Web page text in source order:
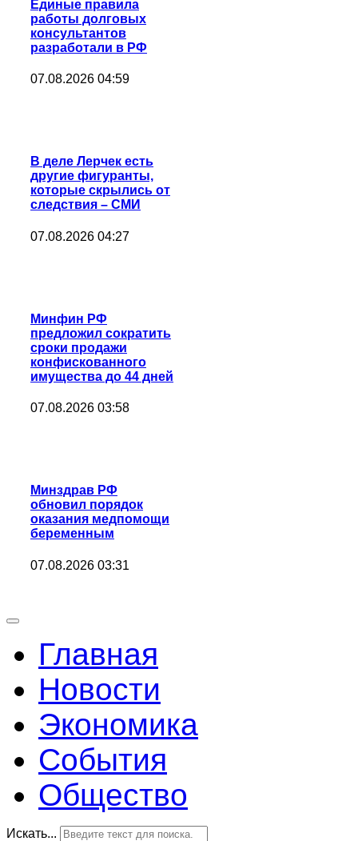
Единые правила
работы долговых
консультантов
разработали в РФ
07.08.2026 04:59
В деле Лерчек есть
другие фигуранты,
которые скрылись от
следствия – СМИ
07.08.2026 04:27
Минфин РФ
предложил сократить
сроки продажи
конфискованного
имущества до 44 дней
07.08.2026 03:58
Минздрав РФ
обновил порядок
оказания медпомощи
беременным
07.08.2026 03:31
Главная
Новости
Экономика
События
Общество
Искать...